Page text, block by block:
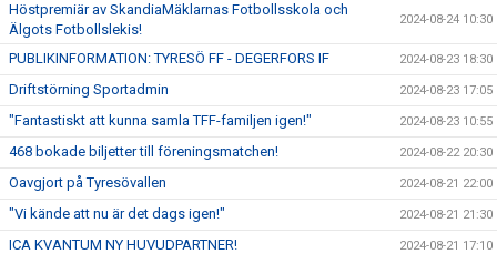
Höstpremiär av SkandiaMäklarnas Fotbollsskola och
Älgots Fotbollslekis!
2024-08-24 10:30
PUBLIKINFORMATION: TYRESÖ FF - DEGERFORS IF 2024-08-23 18:30
Driftstörning Sportadmin 2024-08-23 17:05
"Fantastiskt att kunna samla TFF-familjen igen!" 2024-08-23 10:55
468 bokade biljetter till föreningsmatchen! 2024-08-22 20:30
Oavgjort på Tyresövallen 2024-08-21 22:00
"Vi kände att nu är det dags igen!" 2024-08-21 21:30
ICA KVANTUM NY HUVUDPARTNER! 2024-08-21 17:10